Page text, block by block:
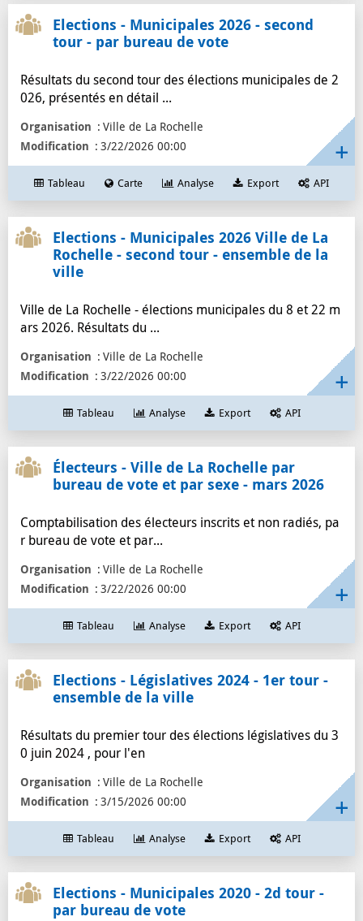
Elections - Municipales 2026 - second
tour - par bureau de vote
Résultats du second tour des élections municipales de 2
026, présentés en détail ...
Organisation
Ville de La Rochelle
Modification
3/22/2026 00:00
Tableau Carte Analyse Export API
Elections - Municipales 2026 Ville de La
Rochelle - second tour - ensemble de la
ville
Ville de La Rochelle - élections municipales du 8 et 22 m
ars 2026. Résultats du ...
Organisation
Ville de La Rochelle
Modification
3/22/2026 00:00
Tableau Analyse Export API
Électeurs - Ville de La Rochelle par
bureau de vote et par sexe - mars 2026
Comptabilisation des électeurs inscrits et non radiés, pa
r bureau de vote et par...
Organisation
Ville de La Rochelle
Modification
3/22/2026 00:00
Tableau Analyse Export API
Elections - Législatives 2024 - 1er tour -
ensemble de la ville
Résultats du premier tour des élections législatives du 3
0 juin 2024 , pour l'en
Organisation
Ville de La Rochelle
Modification
3/15/2026 00:00
Tableau Analyse Export API
Elections - Municipales 2020 - 2d tour -
par bureau de vote